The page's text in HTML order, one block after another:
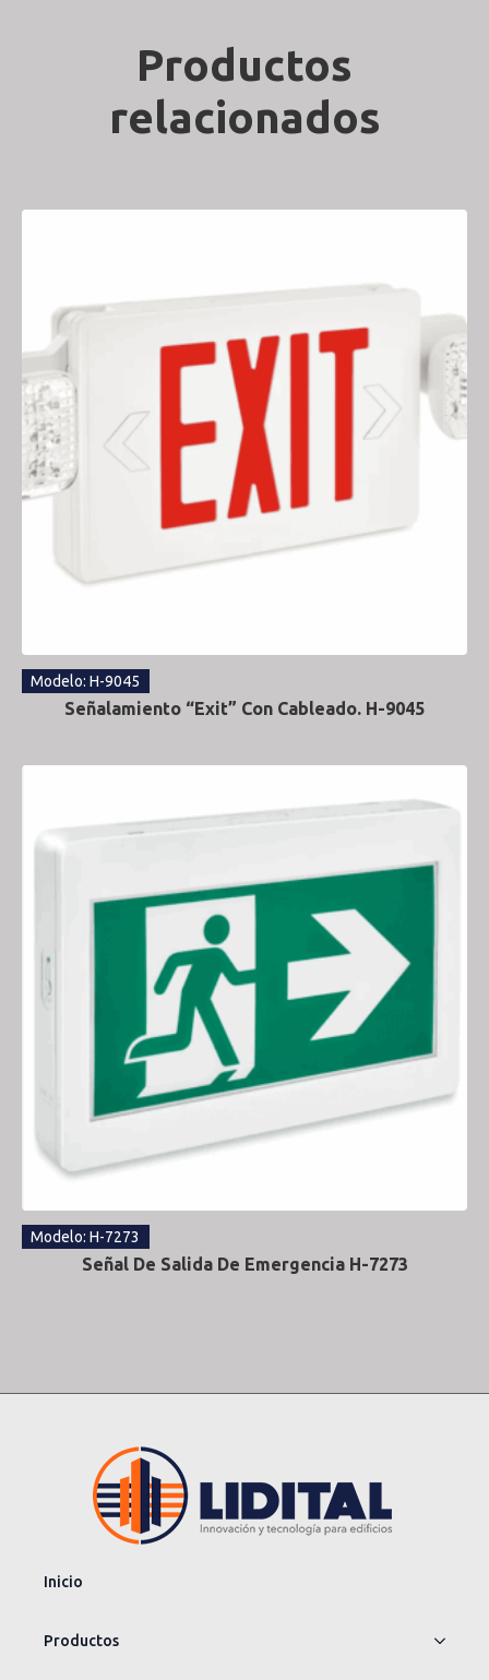
Productos
relacionados
Modelo: H-9045
Señalamiento “Exit” Con Cableado. H-9045
Modelo: H-7273
Señal De Salida De Emergencia H-7273
Inicio
Productos